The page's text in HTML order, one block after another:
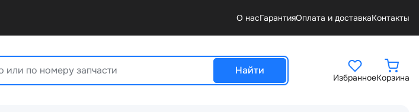
О насГарантияОплата и доставкаКонтакты
Найти
ИзбранноеКорзина